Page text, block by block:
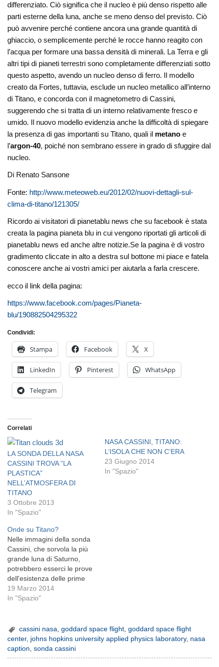
differenziato. Ciò significa che il nucleo è più denso rispetto alle
parti esterne della luna, anche se meno denso del previsto. Ciò
può avvenire perché contiene ancora una grande quantità di
ghiaccio, o semplicemente perché le rocce hanno reagito con
l’acqua per formare una bassa densità di minerali. La Terra e gli
altri tipi di pianeti terrestri sono completamente differenziati sotto
questo aspetto, avendo un nucleo denso di ferro. Il modello
creato da Fortes, tuttavia, esclude un nucleo metallico all’interno
di Titano, e concorda con il magnetometro di Cassini,
suggerendo che si tratta di un interno relativamente fresco e
umido. Il nuovo modello evidenzia anche la difficoltà di spiegare
la presenza di gas importanti su Titano, quali il metano e
l’argon-40, poiché non sembrano essere in grado di sfuggire dal
nucleo.
Di Renato Sansone
Fonte: http://www.meteoweb.eu/2012/02/nuovi-dettagli-sul-
clima-di-titano/121305/
Ricordo ai visitatori di pianetablu news che su facebook è stata
creata la pagina pianeta blu in cui vengono riportati gli articoli di
pianetablu news ed anche altre notizie.Se la pagina è di vostro
gradimento cliccate in alto a destra sul bottone mi piace e fatela
conoscere anche ai vostri amici per aiutarla a farla crescere.
ecco il link della pagina:
https://www.facebook.com/pages/Pianeta-
blu/190882504295322
Condividi:
Stampa Facebook X
LinkedIn Pinterest WhatsApp
Telegram
Correlati
LA SONDA DELLA NASA
CASSINI TROVA “LA
PLASTICA”
NELL’ATMOSFERA DI
TITANO
3 Ottobre 2013
In "Spazio"
NASA CASSINI, TITANO:
L’ISOLA CHE NON C’ERA
23 Giugno 2014
In "Spazio"
Onde su Titano?
Nelle immagini della sonda
Cassini, che sorvola la più
grande luna di Saturno,
potrebbero esserci le prove
dell'esistenza delle prime
onde extraterrestri mai
registrate. L'annuncio
Science.Di Matteo De Giuli.
Cassini ha fotografato, in
due diversi mari di Titano,
quelle che potrebbero
19 Marzo 2014
In "Spazio"
cassini nasa ,goddard space flight ,goddard space flight
center, johns hopkins university applied physics laboratory, nasa
caption,sonda cassini